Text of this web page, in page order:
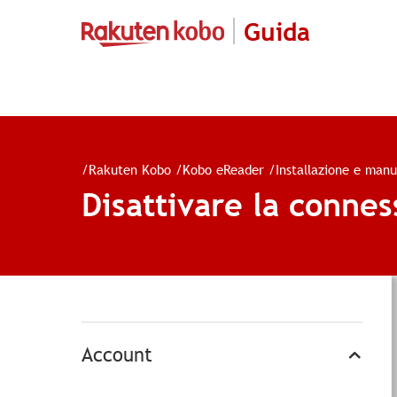
Guida
/Rakuten Kobo /Kobo eReader /Installazione e
Disattivare la
Account